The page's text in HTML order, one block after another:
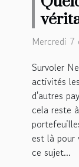
votre
Mercredi 7
Survoler
activités
d'autres
cela reste
est là pour
ce sujet...